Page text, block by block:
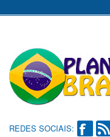
REDES SOCIAIS: